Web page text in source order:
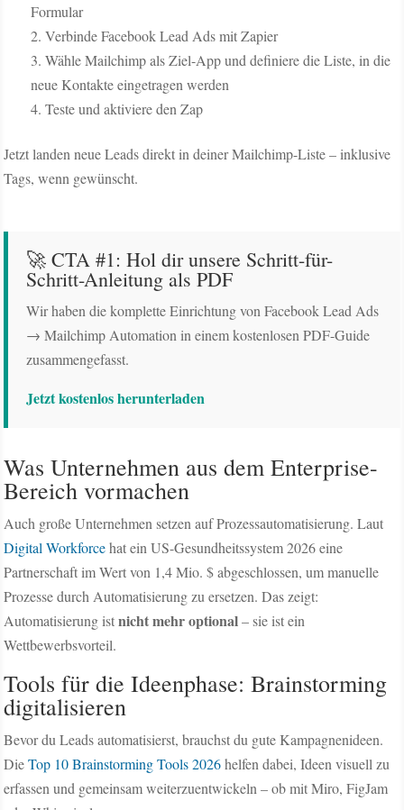
Formular
Verbinde Facebook Lead Ads mit Zapier
Wähle Mailchimp als Ziel-App und definiere die Liste, in die
neue Kontakte eingetragen werden
Teste und aktiviere den Zap
Jetzt landen neue Leads direkt in deiner Mailchimp-Liste – inklusive
Tags, wenn gewünscht.
🚀 CTA #1: Hol dir unsere Schritt-für-
Schritt-Anleitung als PDF
Wir haben die komplette Einrichtung von Facebook Lead Ads
→ Mailchimp Automation in einem kostenlosen PDF-Guide
zusammengefasst.
Jetzt kostenlos herunterladen
Was Unternehmen aus dem Enterprise-
Bereich vormachen
Auch große Unternehmen setzen auf Prozessautomatisierung. Laut
Digital Workforcehat ein US-Gesundheitssystem 2026 eine
Partnerschaft im Wert von 1,4 Mio. $ abgeschlossen, um manuelle
Prozesse durch Automatisierung zu ersetzen. Das zeigt:
Automatisierung istnicht mehr optional– sie ist ein
Wettbewerbsvorteil.
Tools für die Ideenphase: Brainstorming
digitalisieren
Bevor du Leads automatisierst, brauchst du gute Kampagnenideen.
DieTop 10 Brainstorming Tools 2026helfen dabei, Ideen visuell zu
erfassen und gemeinsam weiterzuentwickeln – ob mit Miro, FigJam